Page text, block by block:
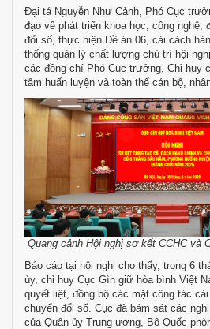
Đại tá Nguyễn Như Cảnh, Phó Cục
đạo về phát triển khoa học, công nghệ,
đổi số, thực hiện Đề án 06, cải cách
thống quản lý chất lượng chủ trì hội
các đồng chí Phó Cục trưởng, Chỉ huy
tâm huấn luyện và toàn thể cán bộ,
Quang cảnh Hội nghị sơ kết CCHC và
Báo cáo tại hội nghị cho thấy, trong 6
ủy, chỉ huy Cục Gìn giữ hòa bình Việt
quyết liệt, đồng bộ các mặt công tác
chuyển đổi số. Cục đã bám sát các
của Quân ủy Trung ương, Bộ Quốc